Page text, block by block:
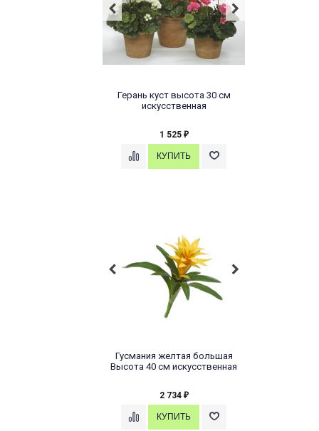
Герань куст высота 30 см
искусственная
1 525 ₽
Гусмания желтая большая
Высота 40 см искусственная
2 734 ₽